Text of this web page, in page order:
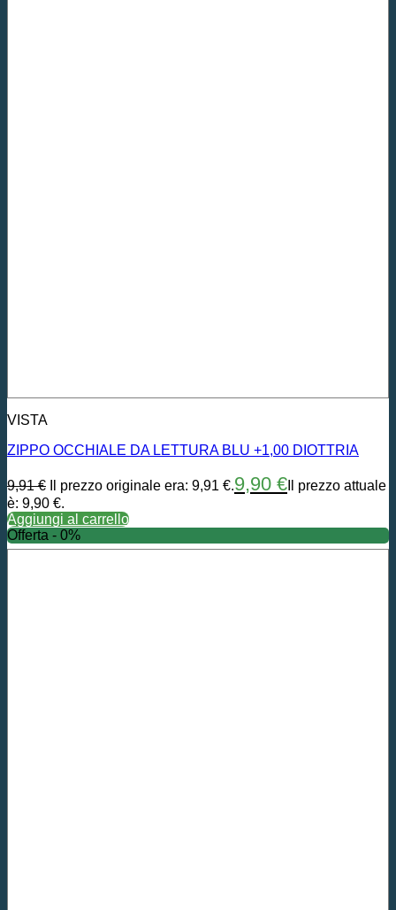
VISTA
ZIPPO OCCHIALE DA LETTURA BLU +1,00 DIOTTRIA
9,91€ Il prezzo originale era: 9,91 €.9,90 € Il prezzo attuale
è: 9,90 €.
Aggiungi al carrello
Offerta - 0%